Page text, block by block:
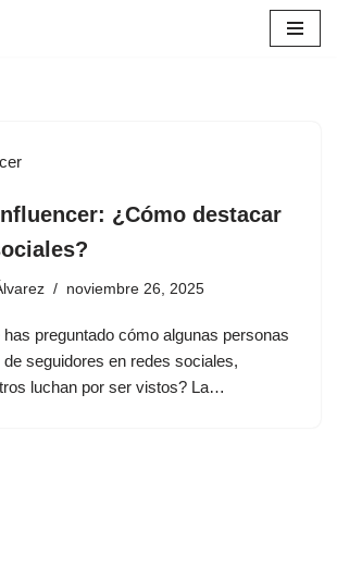
¿Cómo destacar
noviembre 26, 2025
preguntado cómo algunas personas
de seguidores en redes sociales,
luchan por ser vistos? La…